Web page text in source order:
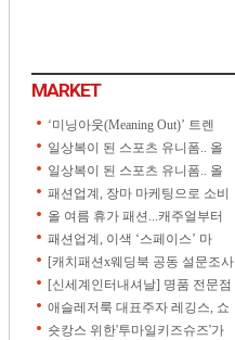
MARKET
‘미닝아웃(Meaning Out)’ 트렌
일상복이 된 스포츠 유니폼.. 올
일상복이 된 스포츠 유니폼.. 올
패션업계, 장마 마케팅으로 소비
올 여름 휴가 패션...캐주얼부터
패션업계, 이색 ‘스페이스’ 마
[캐치패션x웨딩북 공동 설문조사
[신세계인터내셔날] 명품 전문점
애슬레저룩 대표주자 레깅스, 쇼
숏캉스 위한'투마일키즈슈즈'가